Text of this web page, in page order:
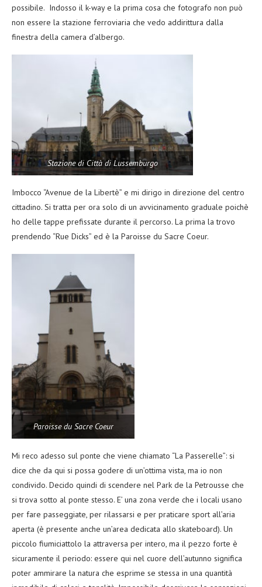
possibile. Indosso il k-way e la prima cosa che fotografo non può
non essere la stazione ferroviaria che vedo addirittura dalla
finestra della camera d’albergo.
Stazione di Città di Lussemburgo
Imbocco “Avenue de la Libertè” e mi dirigo in direzione del centro
cittadino. Si tratta per ora solo di un avvicinamento graduale poichè
ho delle tappe prefissate durante il percorso. La prima la trovo
prendendo “Rue Dicks” ed è la Paroisse du Sacre Coeur.
Paroisse du Sacre Coeur
Mi reco adesso sul ponte che viene chiamato “La Passerelle”: si
dice che da qui si possa godere di un’ottima vista, ma io non
condivido. Decido quindi di scendere nel Park de la Petrousse che
si trova sotto al ponte stesso. E’ una zona verde che i locali usano
per fare passeggiate, per rilassarsi e per praticare sport all’aria
aperta (è presente anche un’area dedicata allo skateboard). Un
piccolo fiumiciattolo la attraversa per intero, ma il pezzo forte è
sicuramente il periodo: essere qui nel cuore dell’autunno significa
poter ammirare la natura che esprime se stessa in una quantità